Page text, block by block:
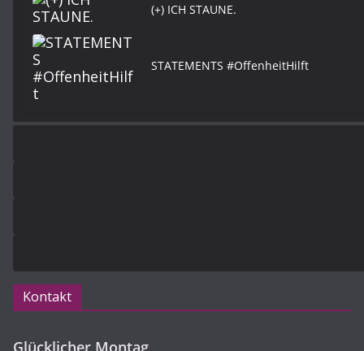
(+) ICH STAUNE.
STATEMENTS #OffenheitHilft
Kontakt